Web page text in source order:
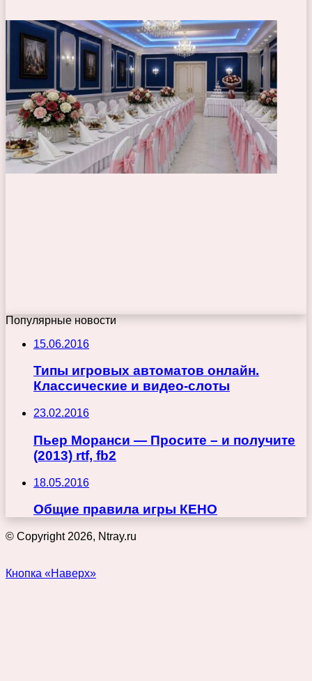
Популярные новости
15.06.2016
Типы игровых автоматов онлайн.
Классические и видео-слоты
23.02.2016
Пьер Моранси — Просите – и получите
(2013) rtf, fb2
18.05.2016
Общие правила игры КЕНО
© Copyright 2026, Ntray.ru
Кнопка «Наверх»